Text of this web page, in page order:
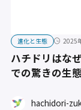
進化と生態 2025
ハチドリはな
での驚きの生態
hachidori-